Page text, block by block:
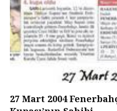
27 Mart 2004